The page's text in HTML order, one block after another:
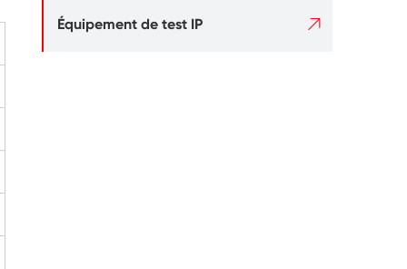
Équipement de test IP 